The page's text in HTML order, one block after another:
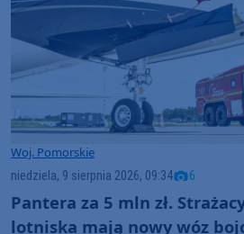
Woj. Pomorskie
niedziela, 9 sierpnia 2026, 09:34 6
Pantera za 5 mln zł.
lotniska mają nowy wóz